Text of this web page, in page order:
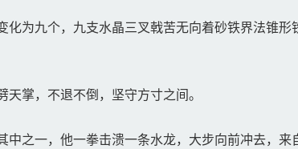
为九个，九支水晶三叉戟苦无向着砂铁界法锥形
掌，不退不倒，坚守方寸之间。
之一，他一拳击溃一条水龙，大步向前冲去，来